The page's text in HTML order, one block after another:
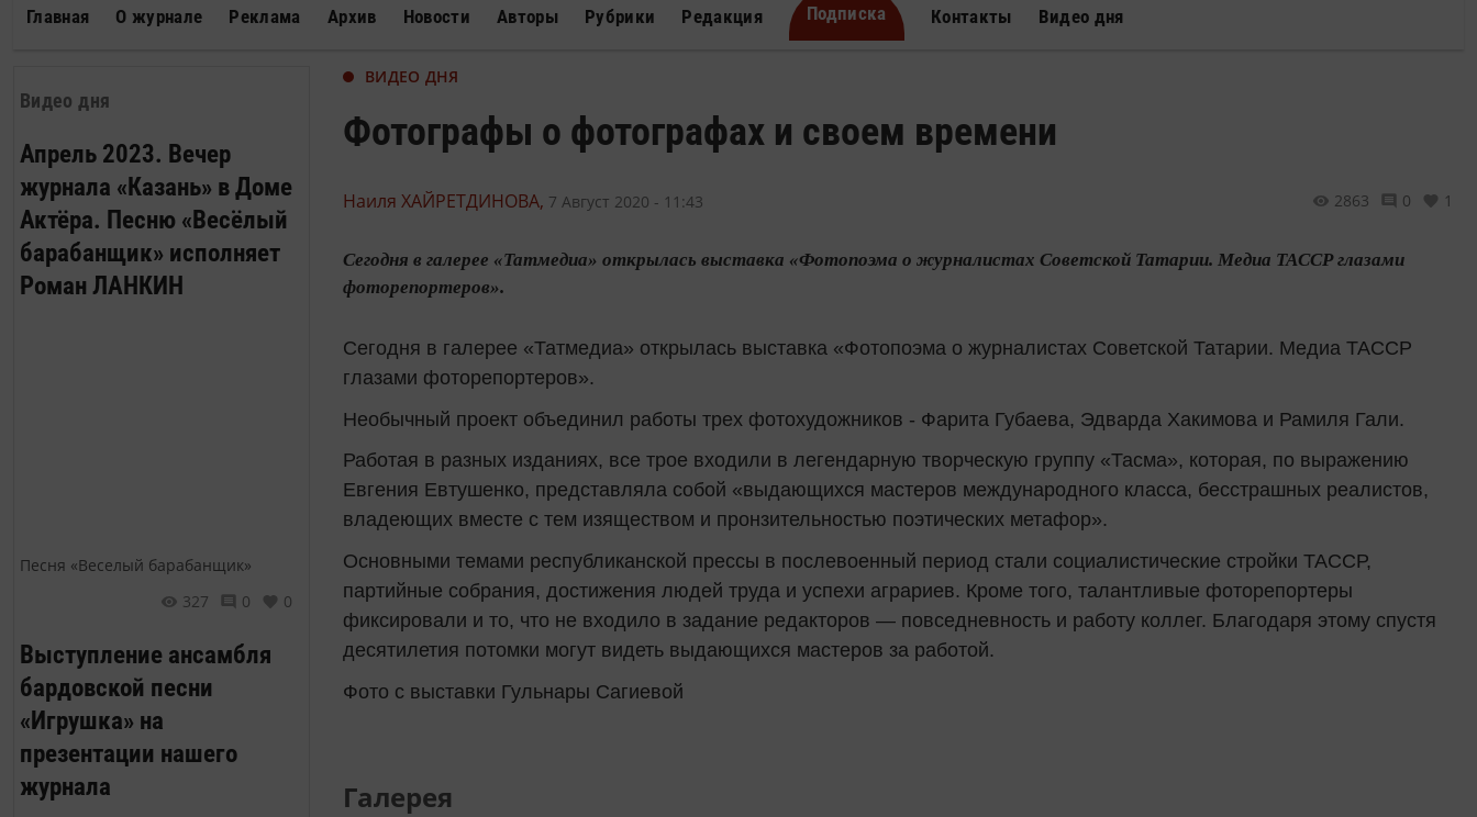
Главная О журнале Реклама Архив Новости Авторы Рубрики Редакция Подписка Контакты Видео дня
Видео дня
Апрель 2023. Вечер
журнала «Казань» в Доме
Актёра. Песню «Весёлый
барабанщик» исполняет
Роман ЛАНКИН
Песня «Веселый барабанщик»
327
0 0
Выступление ансамбля
бардовской песни
«Игрушка» на
презентации нашего
журнала
ВИДЕО ДНЯ
Фотографы о фотографах и своем времени
Наиля ХАЙРЕТДИНОВА, 7 Август 2020 - 11:43 2863 0 1
​​​​​​​Сегодня в галерее «Татмедиа» открылась выставка «Фотопоэма о журналистах Советской Татарии. Медиа ТАССР глазами
фоторепортеров».
Сегодня в галерее «Татмедиа» открылась выставка «Фотопоэма о журналистах Советской Татарии. Медиа ТАССР
глазами фоторепортеров».
Необычный проект объединил работы трех фотохудожников - Фарита Губаева, Эдварда Хакимова и Рамиля Гали.
Работая в разных изданиях, все трое входили в легендарную творческую группу «Тасма», которая, по выражению
Евгения Евтушенко, представляла собой «выдающихся мастеров международного класса, бесстрашных реалистов,
владеющих вместе с тем изяществом и пронзительностью поэтических метафор».
Основными темами республиканской прессы в послевоенный период стали социалистические стройки ТАССР,
партийные собрания, достижения людей труда и успехи аграриев. Кроме того, талантливые фоторепортеры
фиксировали и то, что не входило в задание редакторов — повседневность и работу коллег. Благодаря этому спустя
десятилетия потомки могут видеть выдающихся мастеров за работой.
Фото с выставки Гульнары Сагиевой
Галерея